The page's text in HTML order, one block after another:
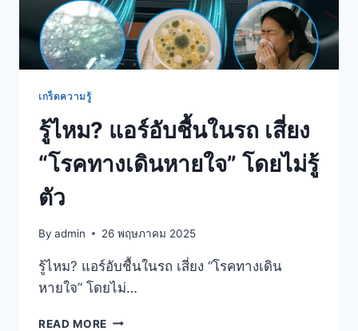
เกร็ดความรู้
รู้ไหม? แอร์อับชื้นในรถ เสี่ยง
“โรคทางเดินหายใจ” โดยไม่รู้
ตัว
By admin 26 พฤษภาคม 2025
รู้ไหม? แอร์อับชื้นในรถ เสี่ยง “โรคทางเดิน
หายใจ” โดยไม่…
READ MORE